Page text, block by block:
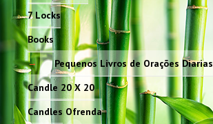
7 Locks
Books
Pequenos Livros de Orações Diarias
Candle 20 X 20
Candles Ofrenda